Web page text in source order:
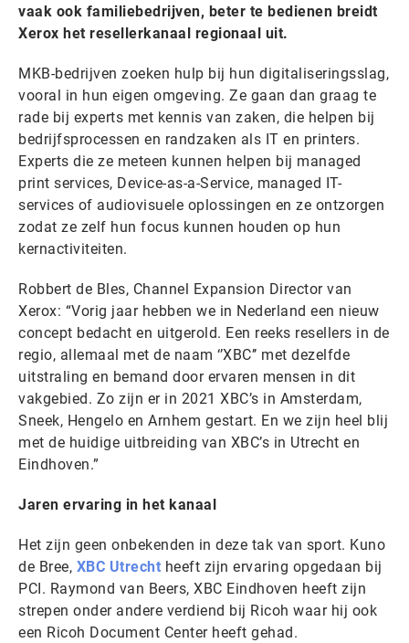
vaak ook familiebedrijven, beter te bedienen breidt
Xerox het resellerkanaal regionaal uit.
MKB-bedrijven zoeken hulp bij hun digitaliseringsslag,
vooral in hun eigen omgeving. Ze gaan dan graag te
rade bij experts met kennis van zaken, die helpen bij
bedrijfsprocessen en randzaken als IT en printers.
Experts die ze meteen kunnen helpen bij managed
print services, Device-as-a-Service, managed IT-
services of audiovisuele oplossingen en ze ontzorgen
zodat ze zelf hun focus kunnen houden op hun
kernactiviteiten.
Robbert de Bles, Channel Expansion Director van
Xerox: “Vorig jaar hebben we in Nederland een nieuw
concept bedacht en uitgerold. Een reeks resellers in de
regio, allemaal met de naam ‘’XBC’’ met dezelfde
uitstraling en bemand door ervaren mensen in dit
vakgebied. Zo zijn er in 2021 XBC’s in Amsterdam,
Sneek, Hengelo en Arnhem gestart. En we zijn heel blij
met de huidige uitbreiding van XBC’s in Utrecht en
Eindhoven.”
Jaren ervaring in het kanaal
Het zijn geen onbekenden in deze tak van sport. Kuno
de Bree, XBC Utrecht heeft zijn ervaring opgedaan bij
PCI. Raymond van Beers, XBC Eindhoven heeft zijn
strepen onder andere verdiend bij Ricoh waar hij ook
een Ricoh Document Center heeft gehad.